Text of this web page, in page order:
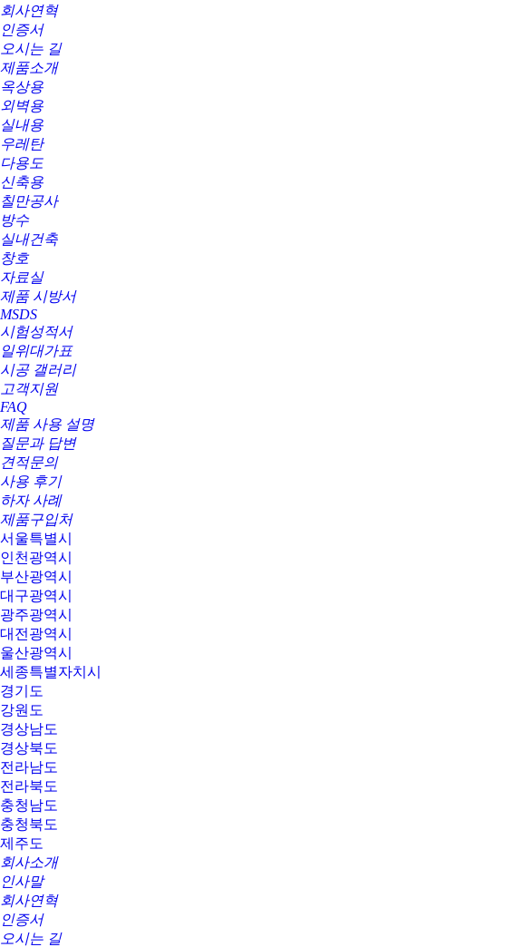
회사연혁
인증서
오시는 길
제품소개
옥상용
외벽용
실내용
우레탄
다용도
신축용
칠만공사
방수
실내건축
창호
자료실
제품 시방서
MSDS
시험성적서
일위대가표
시공 갤러리
고객지원
FAQ
제품 사용 설명
질문과 답변
견적문의
사용 후기
하자 사례
제품구입처
서울특별시
인천광역시
부산광역시
대구광역시
광주광역시
대전광역시
울산광역시
세종특별자치시
경기도
강원도
경상남도
경상북도
전라남도
전라북도
충청남도
충청북도
제주도
회사소개
인사말
회사연혁
인증서
오시는 길